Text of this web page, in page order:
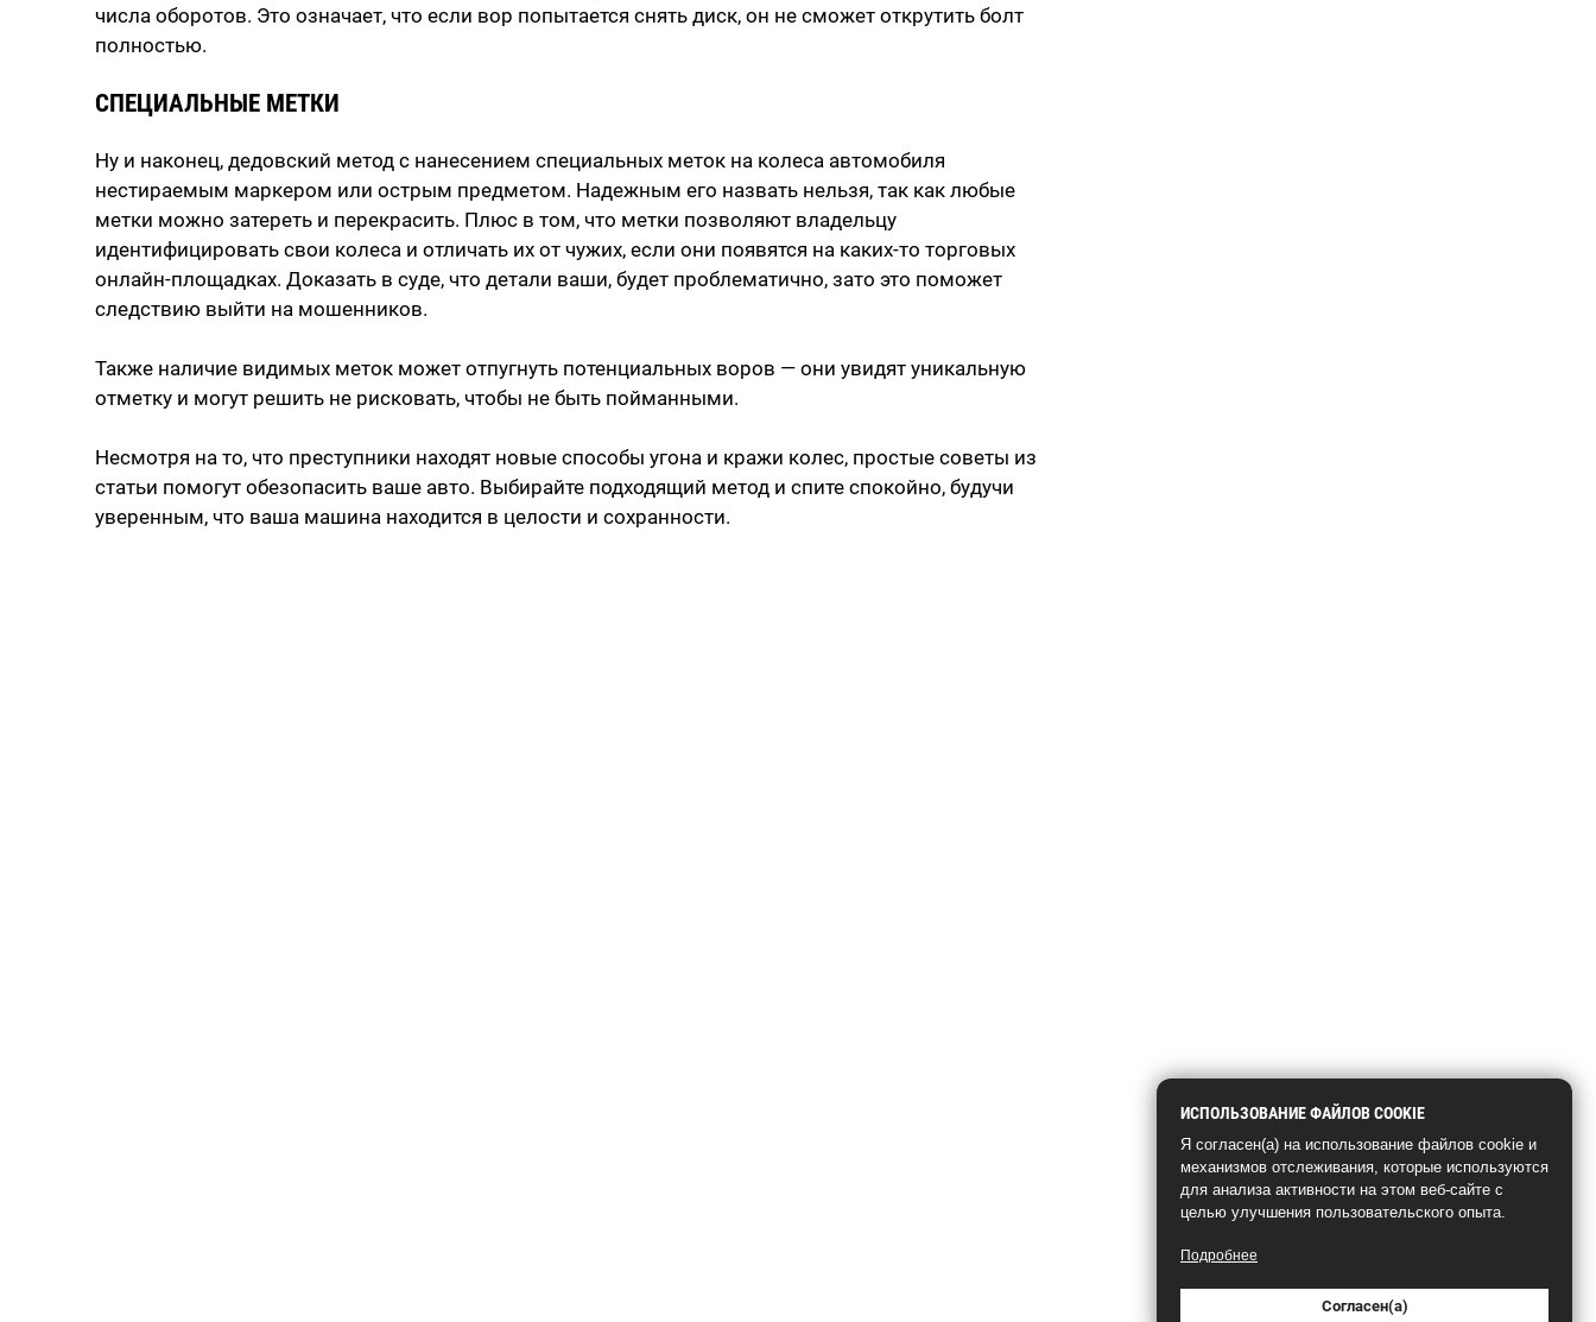
числа оборотов. Это означает, что если вор попытается снять диск, он не сможет открутить болт
полностью.
СПЕЦИАЛЬНЫЕ МЕТКИ
Ну и наконец, дедовский метод с нанесением специальных меток на колеса автомобиля
нестираемым маркером или острым предметом. Надежным его назвать нельзя, так как любые
метки можно затереть и перекрасить. Плюс в том, что метки позволяют владельцу
идентифицировать свои колеса и отличать их от чужих, если они появятся на каких-то торговых
онлайн-площадках. Доказать в суде, что детали ваши, будет проблематично, зато это поможет
следствию выйти на мошенников.
Также наличие видимых меток может отпугнуть потенциальных воров — они увидят уникальную
отметку и могут решить не рисковать, чтобы не быть пойманными.
Несмотря на то, что преступники находят новые способы угона и кражи колес, простые советы из
статьи помогут обезопасить ваше авто. Выбирайте подходящий метод и спите спокойно, будучи
уверенным, что ваша машина находится в целости и сохранности.
ИСПОЛЬЗОВАНИЕ ФАЙЛОВ COOKIE
Я согласен(а) на использование файлов cookie и
механизмов отслеживания, которые используются
для анализа активности на этом веб-сайте с
целью улучшения пользовательского опыта.
Подробнее
Согласен(а)